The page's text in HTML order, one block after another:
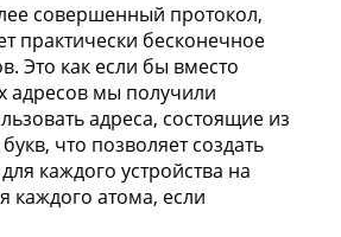
совершенный протокол,
практически бесконечное
Это как если бы вместо
адресов мы получили
адреса, состоящие из
что позволяет создать
каждого устройства на
каждого атома, если